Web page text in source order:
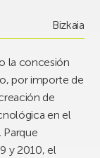
Bizkaia
la concesión
por importe de
de
en el
Parque
y 2010, el